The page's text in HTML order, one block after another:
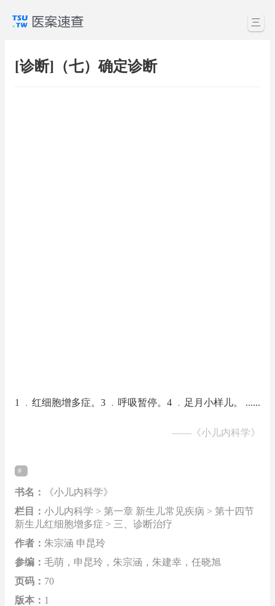
三
[诊断]（七）确定诊断
1 ﹒红细胞增多症。3 ﹒呼吸暂停。4 ﹒足月小样儿。 ......
—— 《小儿内科学》
书名：
《小儿内科学》
栏目： 小儿内科学 > 第一章 新生儿常见疾病 > 第十四节
新生儿红细胞增多症 > 三、诊断治疗
作者： 朱宗涵 申昆玲
参编： 毛萌，申昆玲，朱宗涵，朱建幸，任晓旭
页码： 70
版本： 1